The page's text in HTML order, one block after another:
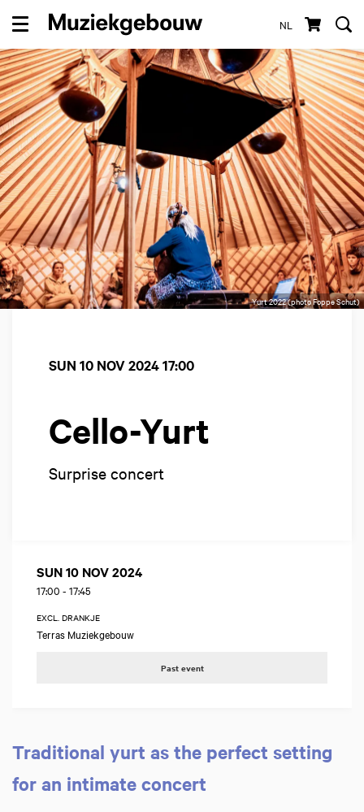
NL
Menu
Yurt 2022 (photo Foppe Schut)
Cello-Yurt
Surprise concert
SUN 10 NOV 202417:00
SUN 10 NOV 2024
17:00 - 17:45
EXCL. DRANKJE
Terras Muziekgebouw
Past event
Traditional yurt as the perfect setting
for an intimate concert